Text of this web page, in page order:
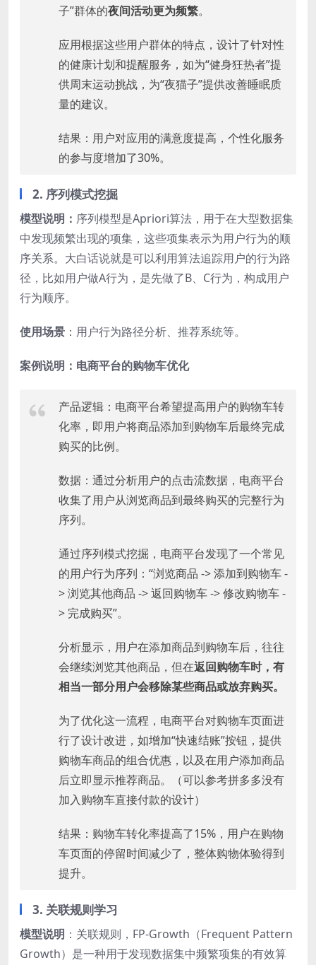
子”群体的夜间活动更为频繁。
应用根据这些用户群体的特点，设计了针对性
的健康计划和提醒服务，如为“健身狂热者”提
供周末运动挑战，为“夜猫子”提供改善睡眠质
量的建议。
结果：用户对应用的满意度提高，个性化服务
的参与度增加了30%。
2. 序列模式挖掘
模型说明： 序列模型是Apriori算法，用于在大型数据集
中发现频繁出现的项集，这些项集表示为用户行为的顺
序关系。大白话说就是可以利用算法追踪用户的行为路
径，比如用户做A行为，是先做了B、C行为，构成用户
行为顺序。
使用场景 ：用户行为路径分析、推荐系统等。
案例说明：电商平台的购物车优化
产品逻辑：电商平台希望提高用户的购物车转
化率，即用户将商品添加到购物车后最终完成
购买的比例。
数据：通过分析用户的点击流数据，电商平台
收集了用户从浏览商品到最终购买的完整行为
序列。
通过序列模式挖掘，电商平台发现了一个常见
的用户行为序列：“浏览商品 -> 添加到购物车 -
> 浏览其他商品 -> 返回购物车 -> 修改购物车 -
> 完成购买”。
分析显示，用户在添加商品到购物车后，往往
会继续浏览其他商品，但在返回购物车时，有
相当一部分用户会移除某些商品或放弃购买。
为了优化这一流程，电商平台对购物车页面进
行了设计改进，如增加“快速结账”按钮，提供
购物车商品的组合优惠，以及在用户添加商品
后立即显示推荐商品。（可以参考拼多多没有
加入购物车直接付款的设计）
结果：购物车转化率提高了15%，用户在购物
车页面的停留时间减少了，整体购物体验得到
提升。
3. 关联规则学习
模型说明 ：关联规则，FP-Growth（Frequent Pattern
Growth）是一种用于发现数据集中频繁项集的有效算